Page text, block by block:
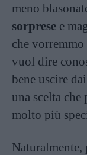
meno
sorprese e
che
vuol dire
bene uscire
una scelta che
molto più
Naturalmente,